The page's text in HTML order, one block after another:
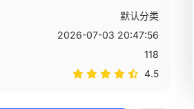
默认分类
2026-07-03 20:47:56
118
4.5